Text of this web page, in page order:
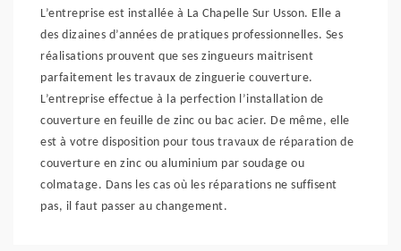
L’entreprise est installée à La Chapelle Sur Usson. Elle a
des dizaines d’années de pratiques professionnelles. Ses
réalisations prouvent que ses zingueurs maitrisent
parfaitement les travaux de zinguerie couverture.
L’entreprise effectue à la perfection l’installation de
couverture en feuille de zinc ou bac acier. De même, elle
est à votre disposition pour tous travaux de réparation de
couverture en zinc ou aluminium par soudage ou
colmatage. Dans les cas où les réparations ne suffisent
pas, il faut passer au changement.